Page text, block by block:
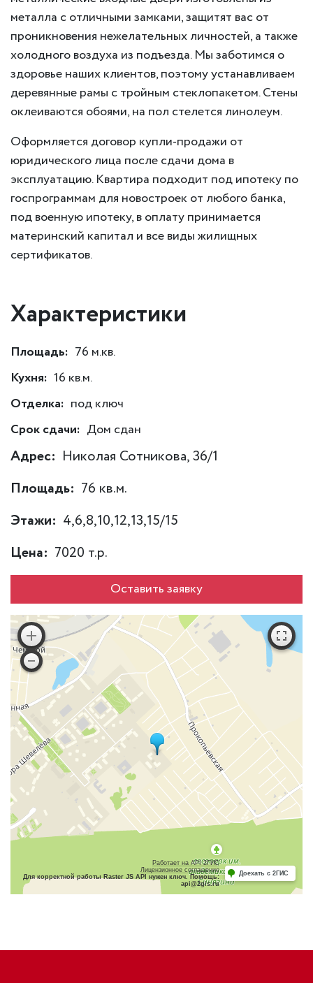
металла с отличными замками, защитят вас от
проникновения нежелательных личностей, а также
холодного воздуха из подъезда. Мы заботимся о
здоровье наших клиентов, поэтому устанавливаем
деревянные рамы с тройным стеклопакетом. Стены
оклеиваются обоями, на пол стелется линолеум.
Оформляется договор купли-продажи от
юридического лица после сдачи дома в
эксплуатацию. Квартира подходит под ипотеку по
госпрограммам для новостроек от любого банка,
под военную ипотеку, в оплату принимается
материнский капитал и все виды жилищных
сертификатов.
Характеристики
Площадь: 76 м.кв.
Кухня: 16 кв.м.
Отделка: под ключ
Срок сдачи: Дом сдан
Адрес: Николая Сотникова, 36/1
Площадь: 76 кв.м.
Этажи: 4,6,8,10,12,13,15/15
Цена: 7020 т.р.
Оставить заявку
Работает на API 2ГИС
Лицензионное соглашение
Для корректной работы Raster JS API нужен ключ. Помощь:
api@2gis.ru
Доехать с 2ГИС